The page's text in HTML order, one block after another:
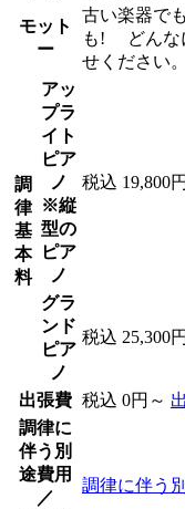
モット
ー
古い楽器で
も! どんな
せください。
調
律
基
本
料
アッ
プラ
イト
ピア
ノ
※縦
型の
ピア
ノ
税込 19,800円
グラ
ンド
ピア
ノ
税込 25,300円
出張費 税込 0円～
調律に
伴う別
途費用
／
調律に伴う